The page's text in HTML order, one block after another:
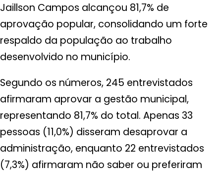
Jaillson Campos alcançou 81,7% de
aprovação popular, consolidando um forte
respaldo da população ao trabalho
desenvolvido no município.
Segundo os números, 245 entrevistados
afirmaram aprovar a gestão municipal,
representando 81,7% do total. Apenas 33
pessoas (11,0%) disseram desaprovar a
administração, enquanto 22 entrevistados
(7,3%) afirmaram não saber ou preferiram